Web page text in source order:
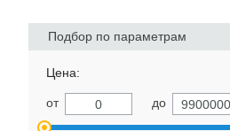
Подбор по параметрам
Цена:
от до